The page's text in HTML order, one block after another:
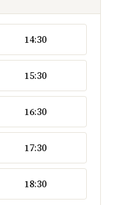
14:30
15:30
16:30
17:30
18:30